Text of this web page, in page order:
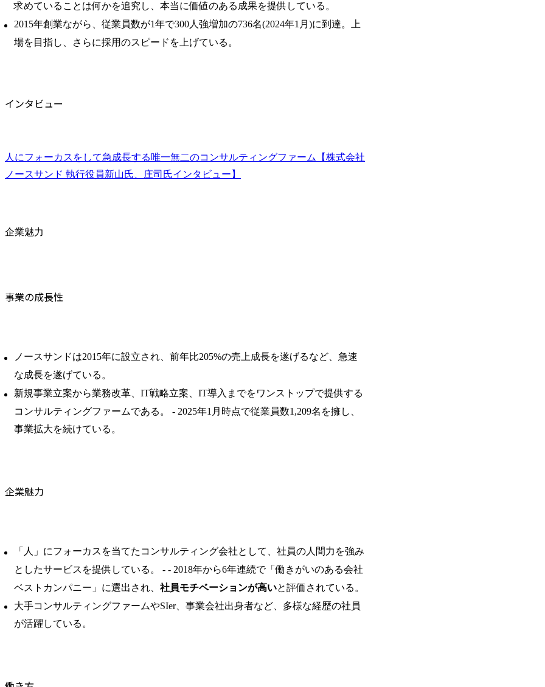
求めていることは何かを追究し、本当に価値のある成果を提供している。
2015年創業ながら、従業員数が1年で300人強増加の736名(2024年1月)に到達。上
場を目指し、さらに採用のスピードを上げている。
インタビュー
人にフォーカスをして急成長する唯一無二のコンサルティングファーム【株式会社
ノースサンド 執行役員新山氏、庄司氏インタビュー】
企業魅力
事業の成長性
ノースサンドは2015年に設立され、前年比205%の売上成長を遂げるなど、急速
な成長を遂げている。 ​
新規事業立案から業務改革、IT戦略立案、IT導入までをワンストップで提供する
コンサルティングファームである。 ​- 2025年1月時点で従業員数1,209名を擁し、
事業拡大を続けている。
企業魅力
「人」にフォーカスを当てたコンサルティング会社として、社員の人間力を強み
としたサービスを提供している。 ​- - 2018年から6年連続で「働きがいのある会社
ベストカンパニー」に選出され、 社員モチベーションが高いと評価されている。 ​
大手コンサルティングファームやSIer、事業会社出身者など、多様な経歴の社員
が活躍している。